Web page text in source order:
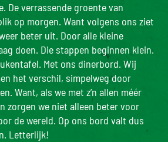
De verrassende groente van
op morgen. Want volgens ons ziet
beter uit. Door alle kleine
doen. Die stappen beginnen klein.
Met ons dinerbord. Wij
het verschil, simpelweg door
Want, als we met z’n allen méér
zorgen we niet alleen beter voor
de wereld. Op ons bord valt dus
Letterlijk!